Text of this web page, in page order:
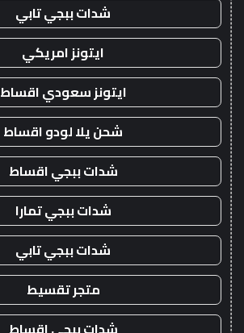
شدات ببجي تابي
ايتونز امريكي
ايتونز سعودي اقساط
شحن يلا لودو اقساط
شدات ببجي اقساط
شدات ببجي تمارا
شدات ببجي تابي
متجر تقسيط